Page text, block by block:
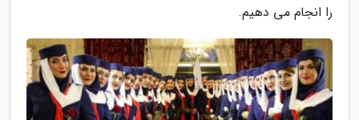
را انجام می دهیم.